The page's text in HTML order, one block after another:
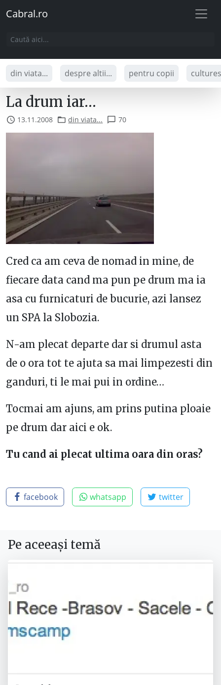
Cabral.ro
din viata... despre altii... pentru copii
La drum iar…
13.11.2008 din viata... 70
Cred ca am ceva de nomad in mine, de
fiecare data cand ma pun pe drum ma ia
asa cu furnicaturi de bucurie, azi lansez
un SPA la Slobozia.
N-am plecat departe dar si drumul asta
de o ora tot te ajuta sa mai limpezesti din
ganduri, ti le mai pui in ordine…
Tocmai am ajuns, am prins putina ploaie
pe drum dar aici e ok.
Tu cand ai plecat ultima oara din oras?
facebook whatsapp twitter
Pe aceeași temă